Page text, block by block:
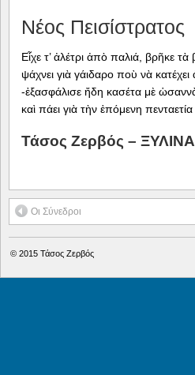
Νέος Πεισίστρατος
Εἶχε τ’ ἀλέτρι ἀπὸ παλιά, βρῆκε τὰ
ψάχνει γιὰ γάιδαρο ποὺ νὰ
-ἐξασφάλισε ἤδη κασέτα μὲ
καὶ πάει γιὰ τὴν ἑπόμενη
Τάσος Ζερβός –
Οι Σύνεδροι
© 2015 Τάσος Ζερβός